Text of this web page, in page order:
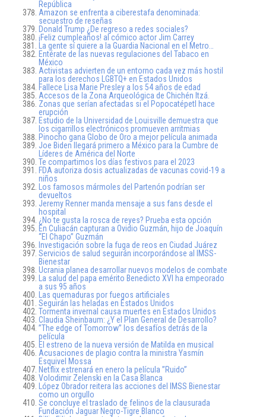
República
Amazon se enfrenta a ciberestafa denominada:
secuestro de reseñas
Donald Trump ¿De regreso a redes sociales?
¡Feliz cumpleaños! al cómico actor Jim Carrey
La gente sí quiere a la Guardia Nacional en el Metro…
Entérate de las nuevas regulaciones del Tabaco en
México
Activistas advierten de un entorno cada vez más hostil
para los derechos LGBTQ+ en Estados Unidos
Fallece Lisa Marie Presley a los 54 años de edad
Accesos de la Zona Arqueológica de Chichén Itzá.
Zonas que serían afectadas si el Popocatépetl hace
erupción
Estudio de la Universidad de Louisville demuestra que
los cigarrillos electrónicos promueven arritmias
Pinocho gana Globo de Oro a mejor película animada
Joe Biden llegará primero a México para la Cumbre de
Líderes de América del Norte
Te compartimos los días festivos para el 2023
FDA autoriza dosis actualizadas de vacunas covid-19 a
niños
Los famosos mármoles del Partenón podrían ser
devueltos
Jeremy Renner manda mensaje a sus fans desde el
hospital
¿No te gusta la rosca de reyes? Prueba esta opción
En Culiacán capturan a Ovidio Guzmán, hijo de Joaquín
“El Chapo” Guzmán
Investigación sobre la fuga de reos en Ciudad Juárez
Servicios de salud seguirán incorporándose al IMSS-
Bienestar
Ucrania planea desarrollar nuevos modelos de combate
La salud del papa emérito Benedicto XVI ha empeorado
a sus 95 años
Las quemaduras por fuegos artificiales
Seguirán las heladas en Estados Unidos
Tormenta invernal causa muertes en Estados Unidos
Claudia Sheinbaum: ¿Y el Plan General de Desarrollo?
”The edge of Tomorrow” los desafíos detrás de la
película
El estreno de la nueva versión de Matilda en musical
Acusaciones de plagio contra la ministra Yasmín
Esquivel Mossa
Netflix estrenará en enero la película ”Ruido”
Volodimir Zelenski en la Casa Blanca
López Obrador reitera las acciones del IMSS Bienestar
como un orgullo
Se concluye el traslado de felinos de la clausurada
Fundación Jaguar Negro-Tigre Blanco